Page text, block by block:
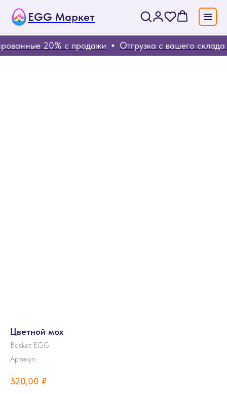
EGG Маркет
20% с продажи Отгрузка с вашего склада
Цветной мох
Basket EGG
Артикул:
520,00 ₽